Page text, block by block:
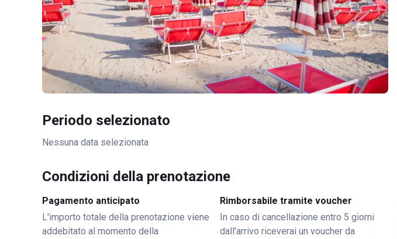
Periodo selezionato
Nessuna data selezionata
Condizioni della prenotazione
Pagamento anticipato
L'importo totale della prenotazione viene
addebitato al momento della
Rimborsabile tramite voucher
In caso di cancellazione entro 5 giorni
dall'arrivo riceverai un voucher da